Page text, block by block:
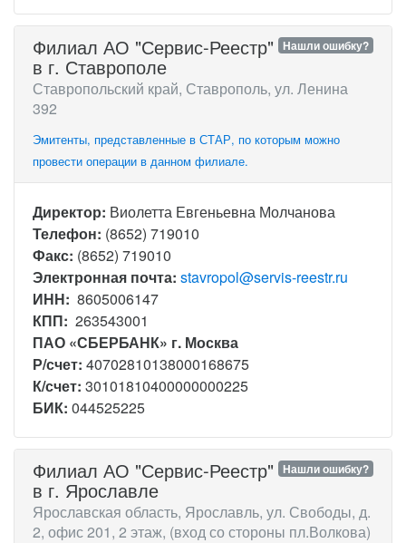
Нашли ошибку?
Филиал АО "Сервис-Реестр"
в г. Ставрополе
Ставропольский край, Ставрополь, ул. Ленина
392
Эмитенты, представленные в СТАР, по которым можно
провести операции в данном филиале.
Директор: Виолетта Евгеньевна Молчанова
Телефон: (8652) 719010
Факс: (8652) 719010
Электронная почта: stavropol@servis-reestr.ru
ИНН: 8605006147
КПП: 263543001
ПАО «СБЕРБАНК» г. Москва
Р/счет: 40702810138000168675
К/счет: 30101810400000000225
БИК: 044525225
Нашли ошибку?
Филиал АО "Сервис-Реестр"
в г. Ярославле
Ярославская область, Ярославль, ул. Свободы, д.
2, офис 201, 2 этаж, (вход со стороны пл.Волкова)